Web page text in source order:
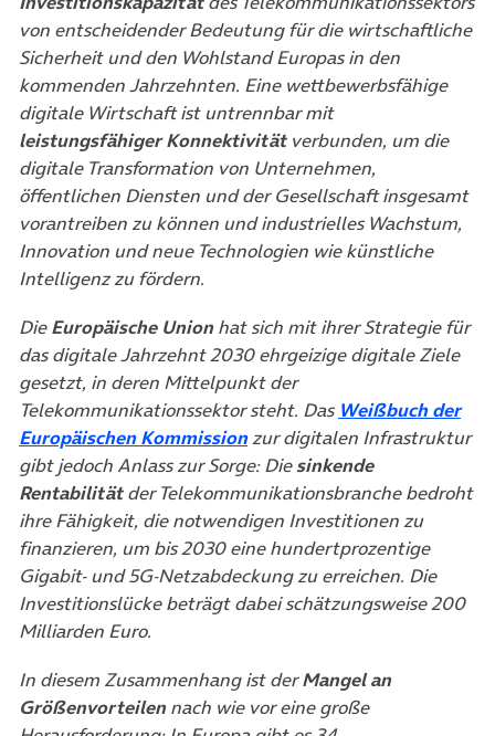
von entscheidender Bedeutung für die wirtschaftliche
Sicherheit und den Wohlstand Europas in den
kommenden Jahrzehnten. Eine wettbewerbsfähige
digitale Wirtschaft ist untrennbar mit
leistungsfähiger Konnektivitätverbunden, um die
digitale Transformation von Unternehmen,
öffentlichen Diensten und der Gesellschaft insgesamt
vorantreiben zu können und industrielles Wachstum,
Innovation und neue Technologien wie künstliche
Intelligenz zu fördern.
DieEuropäische Unionhat sich mit ihrer Strategie für
das digitale Jahrzehnt 2030 ehrgeizige digitale Ziele
gesetzt, in deren Mittelpunkt der
Telekommunikationssektor steht. Das Weißbuch der
Europäischen Kommission(öffnet in neuem Tab)
zur digitalen Infrastruktur
gibt jedoch Anlass zur Sorge: Diesinkende
Rentabilitätder Telekommunikationsbranche bedroht
ihre Fähigkeit, die notwendigen Investitionen zu
finanzieren, um bis 2030 eine hundertprozentige
Gigabit- und 5G-Netzabdeckung zu erreichen. Die
Investitionslücke beträgt dabei schätzungsweise 200
Milliarden Euro.
In diesem Zusammenhang ist derMangel an
Größenvorteilennach wie vor eine große